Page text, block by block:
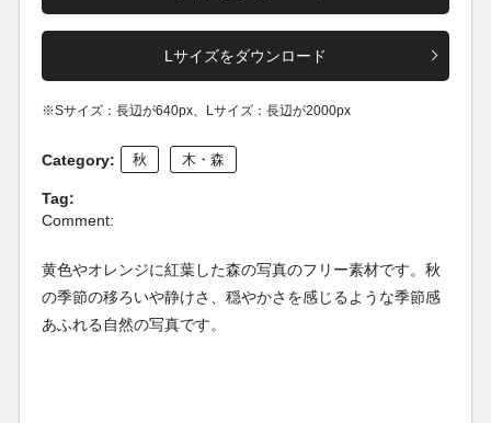
Lサイズをダウンロード
※Sサイズ：長辺が640px、Lサイズ：長辺が2000px
Category: 秋 木・森
Tag:
Comment:
黄色やオレンジに紅葉した森の写真のフリー素材です。秋
の季節の移ろいや静けさ、穏やかさを感じるような季節感
あふれる自然の写真です。